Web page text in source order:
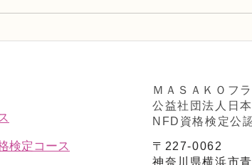
検定コース
ＭＡＳＡＫＯフ
公益社団法人日
NFD資格検定公
〒227-0062
神奈川県横浜市